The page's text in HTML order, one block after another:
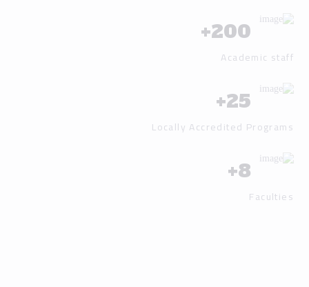
200
+
Academic staff
25
+
Locally Accredited Programs
8
+
Faculties